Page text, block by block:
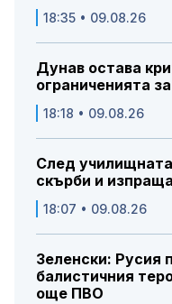
18:35 • 09.08.26
Дунав остава
ограниченията
18:18 • 09.08.26
След
скърби и
18:07 • 09.08.26
Зеленски: Русия
балистичния
още ПВО